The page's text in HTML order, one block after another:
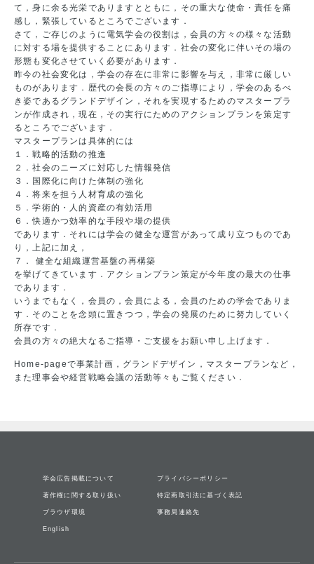
て，身に余る光栄でありますとともに，その重大な使命・責任を痛
感し，緊張しているところでございます．
さて，ご存じのように電気学会の役割は，会員の方々の様々な活動
に対する場を提供することにあります．社会の変化に伴いその場の
形態も変化させていく必要があります．
昨今の社会変化は，学会の存在に非常に影響を与え，非常に厳しい
ものがあります．歴代の会長の方々のご指導により，学会のあるべ
き姿であるグランドデザイン，それを実現するためのマスタープラ
ンが作成され，現在，その実行にためのアクションプランを策定す
るところでございます．
マスタープランは具体的には
１．戦略的活動の推進
２．社会のニーズに対応した情報発信
３．国際化に向けた体制の強化
４．将来を担う人材育成の強化
５．学術的・人的資産の有効活用
６．快適かつ効率的な手段や場の提供
であります．それには学会の健全な運営があって成り立つものであ
り，上記に加え，
７． 健全な組織運営基盤の再構築
を挙げてきています．アクションプラン策定が今年度の最大の仕事
であります．
いうまでもなく，会員の，会員による，会員のための学会でありま
す．そのことを念頭に置きつつ，学会の発展のために努力していく
所存です．
会員の方々の絶大なるご指導・ご支援をお願い申し上げます．
Home-pageで事業計画，グランドデザイン，マスタープランなど，
また理事会や経営戦略会議の活動等々もご覧ください．
学会広告掲載について プライバシーポリシー
著作権に関する取り扱い 特定商取引法に基づく表記
ブラウザ環境 事務局連絡先
English